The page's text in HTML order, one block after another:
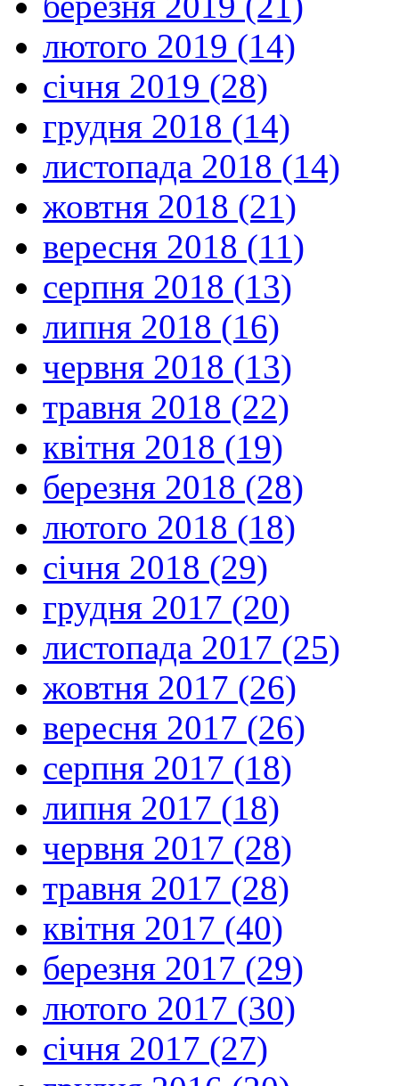
лютого 2019 (14)
січня 2019 (28)
грудня 2018 (14)
листопада 2018 (14)
жовтня 2018 (21)
вересня 2018 (11)
серпня 2018 (13)
липня 2018 (16)
червня 2018 (13)
травня 2018 (22)
квітня 2018 (19)
березня 2018 (28)
лютого 2018 (18)
січня 2018 (29)
грудня 2017 (20)
листопада 2017 (25)
жовтня 2017 (26)
вересня 2017 (26)
серпня 2017 (18)
липня 2017 (18)
червня 2017 (28)
травня 2017 (28)
квітня 2017 (40)
березня 2017 (29)
лютого 2017 (30)
січня 2017 (27)